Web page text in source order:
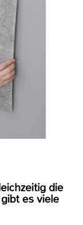
die
es viele